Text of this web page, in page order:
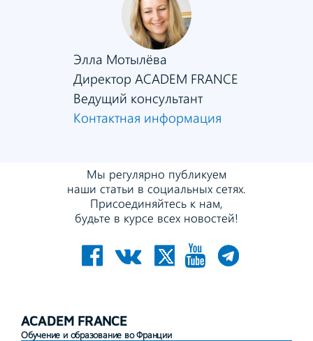
Элла Мотылёва
Директор ACADEM FRANCE
Ведущий консультант
Контактная информация
Мы регулярно публикуем
наши статьи в социальных сетях.
Присоединяйтесь к нам,
будьте в курсе всех новостей!
ACADEM FRANCE
Обучение и образование во Франции